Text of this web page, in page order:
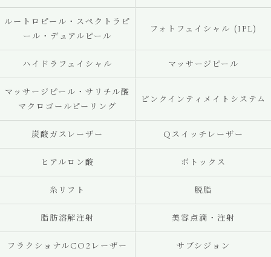
ルートロピール・スペクトラピ
ール・デュアルピール
フォトフェイシャル (IPL)
ハイドラフェイシャル マッサージピール
マッサージピール・サリチル酸
マクロゴールピーリング
ピンクインティメイトシステム
炭酸ガスレーザー Qスイッチレーザー
ヒアルロン酸 ボトックス
糸リフト 脱脂
脂肪溶解注射 美容点滴・注射
フラクショナルCO2レーザー サブシジョン